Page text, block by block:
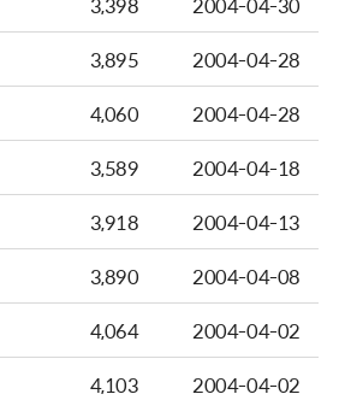
3,895
2004-04-28
4,060
2004-04-28
3,589
2004-04-18
3,918
2004-04-13
3,890
2004-04-08
4,064
2004-04-02
4,103
2004-04-02